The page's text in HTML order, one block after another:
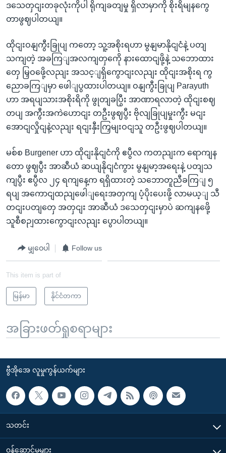
ဒသေတှငျးတခုလုံးကိုပါ ရိုကျခတျမှု ရှိလာမှာကို စိုးရိမျနကွေ
တာဖွဈပါတယျ။
ထိုငျးဝနျကွီးခြုပျ ကတော့ သူ့အစိုးရဟာ မွနျမာနိုငျငံနဲ့ ပတျ
သကျတဲ့ အခကြျအလကျတှကေို နားထောငျဖို့နဲ့ သဘောထား
တှေ မြှဝဖေို့လညျး အသင့ျရှိကွောငျးလညျး ထိုငျးအစိုးရ ကွ
ညောခကြျမှာ ဖေါျပွထားပါတယျ။ ဝနျကွီးခြုပျ Parayuth
ဟာ အရပျသားအစိုးရိကို ဖွုတျခပြွီး အာဏာရလာတဲ့ ထိုငျးစဈ
တပျ အကွီးအကဲဟောငျး တဦးဖွဈပွီး ဗိုလျခြုပျမှုးကွီး မငျး
အောငျလှိုငျနဲ့လညျး ရငျးနှီးကြှမျးဝငျသူ တဦးဖွဈပါတယျ။
မစ်စ Burgener ဟာ ထိုငျးနိုငျငံကို ဧပွီလ ကတညျးက ရောကျန
တော ဖွဈပွီး အာဆီယံ ဆယျနိုငျငံကွား မွနျမာ့အရေးနဲ့ ပတျသ
ကျပွီး ဧပွီလ ၂၄ ရကျနေ့က ရရှိထားတဲ့ သဘောတူညီခကြျ ၅
ရပျ အကောငျထညျဖေါျရေးအတှကျ ပံ့ပိုးပေးဖို့ လာမယ့ျ သီ
တငျးပတျတှေ အတှငျး အာဆီယံ ဒသေတှငျးမှာပဲ ဆကျနဖေို့
သူစီစဉျထားကွောငျးလညျး ပွောပါတယျ။
မျှဝေပါ Follow us
This item is part of
မြန်မာ နိုင်ငံတကာ
အခြားဖတ်ရှုစရာများ
ဗွီအိုအေ လူမှုကွန်ယက်များ
သတင်း
၀န်ဆောင်မှုများ